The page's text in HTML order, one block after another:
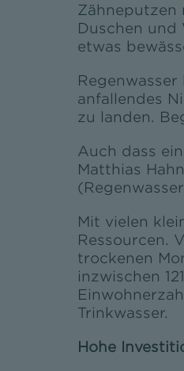
Zähneputzen
Duschen und
etwas
anfallendes
zu landen.
Auch dass
Matthias
Mit vielen
Ressourcen.
trockenen
inzwischen
Trinkwasser.
Hohe